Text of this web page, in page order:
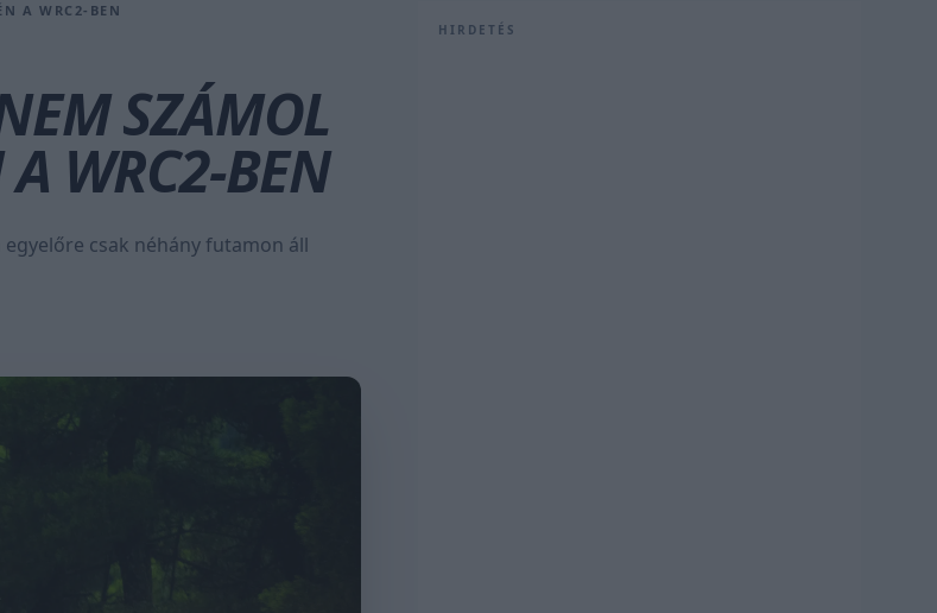
A WRC2-BEN
SZÁMOL
WRC2-BEN
egyelőre csak néhány futamon áll
HIRDETÉS